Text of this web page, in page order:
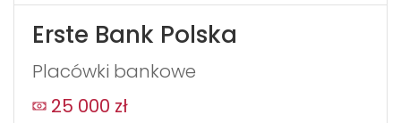
Erste Bank Polska
Placówki bankowe
25 000 zł